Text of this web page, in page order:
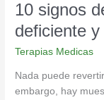
10 signos
deficiente
Terapias Medicas
Nada puede
embargo, hay